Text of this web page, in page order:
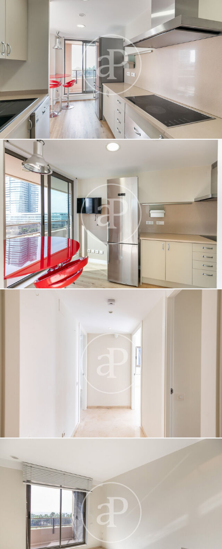
Modificar cookies
Técnicas y funcionales
Este sitio web utiliza Cookies propias para recopilar
información con la finalidad de mejorar nuestros servicios.
Si continua navegando, supone la aceptación de la
instalación de las mismas. El usuario tiene la posibilidad
de configurar su navegador pudiendo, si así lo desea,
impedir que sean instaladas en su disco duro, aunque
deberá tener en cuenta que dicha acción podrá ocasionar
dificultades de navegación de la página web.
Analíticas y personalización
Permiten realizar el seguimiento y análisis del
comportamiento de los usuarios de este sitio web. La
información recogida mediante este tipo de cookies se
utiliza en la medición de la actividad de la web para la
elaboración de perfiles de navegación de los usuarios con
el fin de introducir mejoras en función del análisis de los
datos de uso que hacen los usuarios del servicio. Permiten
guardar la información de preferencia del usuario para
mejorar la calidad de nuestros servicios y para ofrecer una
mejor experiencia a través de productos recomendados.
Marketing y publicidad
Estas cookies son utilizadas para almacenar información
sobre las preferencias y elecciones personales del usuario
a través de la observación continuada de sus hábitos de
navegación. Gracias a ellas, podemos conocer los hábitos
de navegación en el sitio web y mostrar publicidad
relacionada con el perfil de navegación del usuario.